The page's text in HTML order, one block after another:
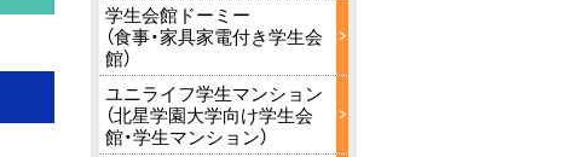
学生会館ドーミー
（食事・家具家電付き学生会
館）
ユニライフ学生マンション
（北星学園大学向け学生会
館・学生マンション）